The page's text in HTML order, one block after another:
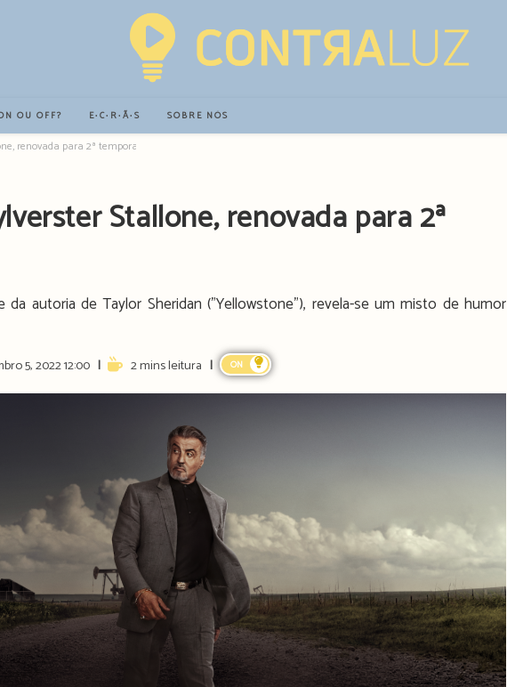
OU OFF? E∙C∙R∙Ã∙S SOBRE NÓS
renovada para 2ª temporada
Stallone, renovada para 2ª
da autoria de Taylor Sheridan ("Yellowstone"), revela-se um misto de humor
5, 2022 12:00
Reading2 mins leitura ON